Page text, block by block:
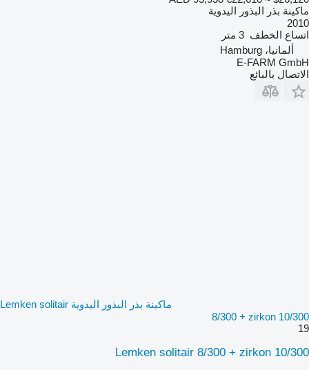
ماكينة بذر البذور اليدوية
2010
اتساع الخطف 3 متر
ألمانيا، Hamburg
E-FARM GmbH
الاتصال بالبائع
ماكينة بذر البذور اليدوية Lemken solitair
8/300 + zirkon 10/300
19
Lemken solitair 8/300 + zirkon 10/300